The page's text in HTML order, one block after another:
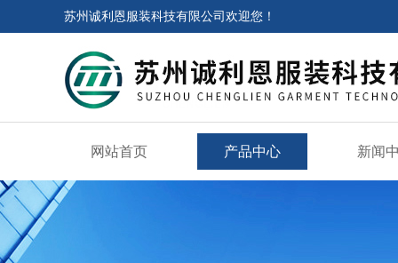
苏州诚利恩服装科技有限公司欢迎您！
网站首页 产品中心 新闻